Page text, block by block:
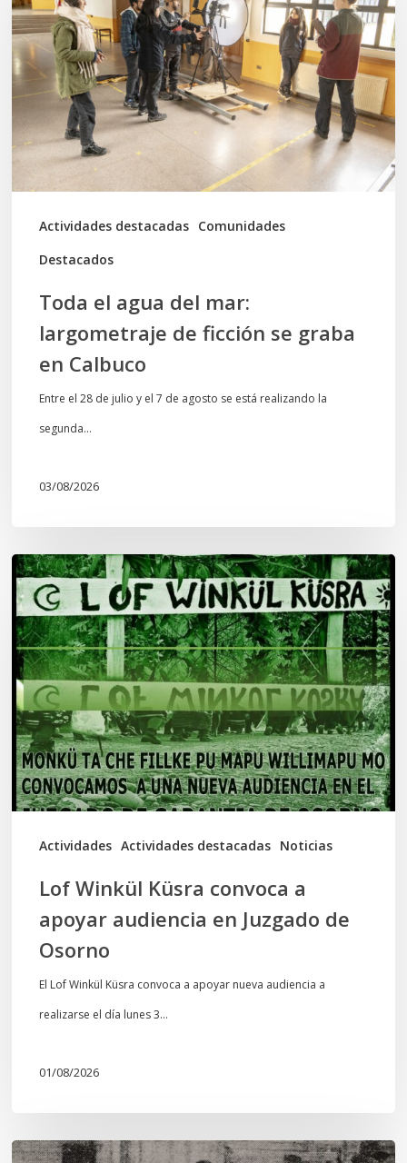
Actividades destacadas Comunidades
Destacados
agua
del
mar:
largometraje
de
ficción
se
graba
Toda el agua del mar:
largometraje de ficción se graba
en Calbuco
Entre el 28 de julio y el 7 de agosto se está realizando la
segunda…
03/08/2026
Actividades Actividades destacadas Noticias
Lof
Winkül
Küsra
convoca
a
apoyar
audiencia
en
Juzgado
Lof Winkül Küsra convoca a
apoyar audiencia en Juzgado de
Osorno
El Lof Winkül Küsra convoca a apoyar nueva audiencia a
realizarse el día lunes 3…
01/08/2026
Chawrakawin: